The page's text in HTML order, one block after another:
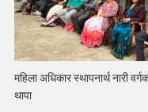
महिला अधिकार स्थापनार्थ नारी
थापा